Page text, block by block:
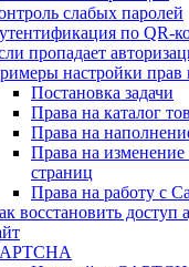
слабых паролей
по QR-
пропадает
настройки прав
Постановка задачи
Права на каталог
Права на
Права на изменение
страниц
Права на работу с
восстановить доступ